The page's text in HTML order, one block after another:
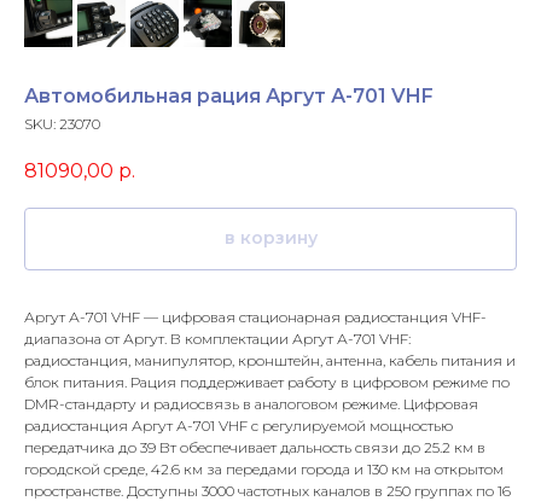
Автомобильная рация Аргут А-701 VHF
SKU: 23070
81090,00 р.
в корзину
Аргут А-701 VHF — цифровая стационарная радиостанция VHF-
диапазона от Аргут. В комплектации Аргут А-701 VHF:
радиостанция, манипулятор, кронштейн, антенна, кабель питания и
блок питания. Рация поддерживает работу в цифровом режиме по
DMR-стандарту и радиосвязь в аналоговом режиме. Цифровая
радиостанция Аргут А-701 VHF с регулируемой мощностью
передатчика до 39 Вт обеспечивает дальность связи до 25.2 км в
городской среде, 42.6 км за передами города и 130 км на открытом
пространстве. Доступны 3000 частотных каналов в 250 группах по 16